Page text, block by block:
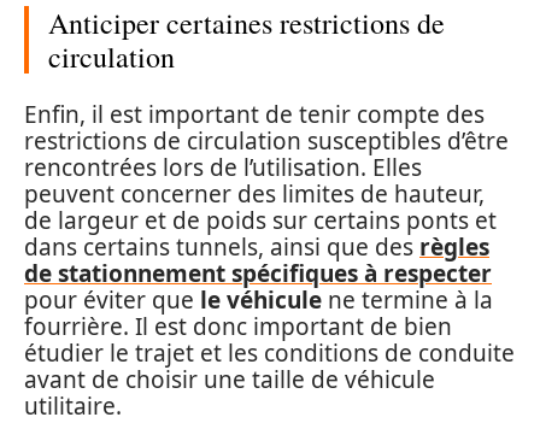
Anticiper certaines restrictions de
circulation
Enfin, il est important de tenir compte des
restrictions de circulation susceptibles d’être
rencontrées lors de l’utilisation. Elles
peuvent concerner des limites de hauteur,
de largeur et de poids sur certains ponts et
dans certains tunnels, ainsi que des règles
de stationnement spécifiques à respecter
pour éviter que le véhicule ne termine à la
fourrière. Il est donc important de bien
étudier le trajet et les conditions de conduite
avant de choisir une taille de véhicule
utilitaire.